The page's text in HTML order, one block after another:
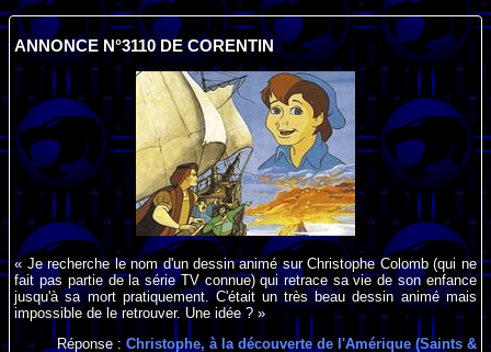
ANNONCE N°3110 DE CORENTIN
« Je recherche le nom d'un dessin animé sur Christophe Colomb (qui ne
fait pas partie de la série TV connue) qui retrace sa vie de son enfance
jusqu'à sa mort pratiquement. C'était un très beau dessin animé mais
impossible de le retrouver. Une idée ? »
Réponse :Christophe, à la découverte de l'Amérique (Saints &